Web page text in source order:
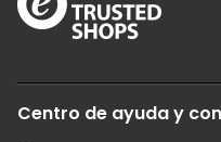
Centro de ayuda y